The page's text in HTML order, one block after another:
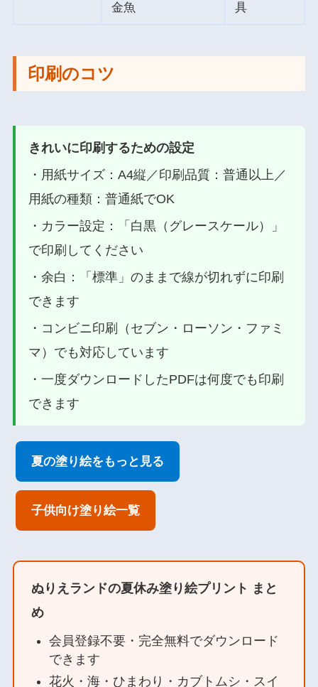
金魚
具
印刷のコツ
きれいに印刷するための設定
・用紙サイズ：A4縦／印刷品質：普通以上／
用紙の種類：普通紙でOK
・カラー設定：「白黒（グレースケール）」
で印刷してください
・余白：「標準」のままで線が切れずに印刷
できます
・コンビニ印刷（セブン・ローソン・ファミ
マ）でも対応しています
・一度ダウンロードしたPDFは何度でも印刷
できます
夏の塗り絵をもっと見る
子供向け塗り絵一覧
ぬりえランドの夏休み塗り絵プリント まと
め
会員登録不要・完全無料でダウンロード
できます
花火・海・ひまわり・カブトムシ・スイ